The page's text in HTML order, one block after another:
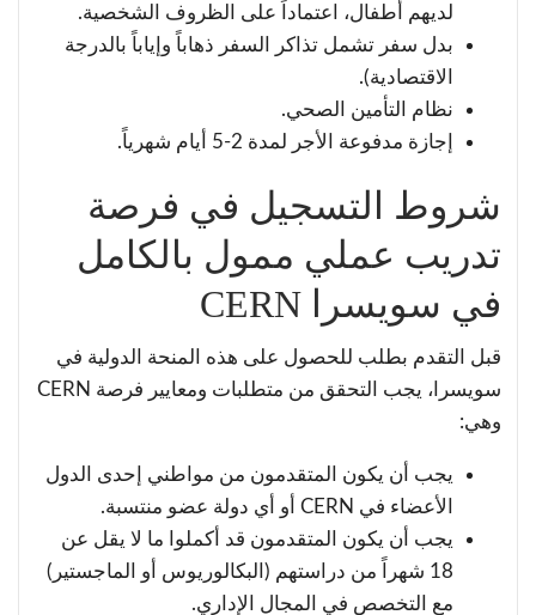
لديهم أطفال، اعتماداً على الظروف الشخصية.
بدل سفر تشمل تذاكر السفر ذهاباً وإياباً بالدرجة
الاقتصادية).
نظام التأمين الصحي.
إجازة مدفوعة الأجر لمدة 2-5 أيام شهرياً.
شروط التسجيل في فرصة
تدريب عملي ممول بالكامل
في سويسرا CERN
قبل التقدم بطلب للحصول على هذه المنحة الدولية في
سويسرا، يجب التحقق من متطلبات ومعايير فرصة CERN
وهي:
يجب أن يكون المتقدمون من مواطني إحدى الدول
الأعضاء في CERN أو أي دولة عضو منتسبة.
يجب أن يكون المتقدمون قد أكملوا ما لا يقل عن
18 شهراً من دراستهم (البكالوريوس أو الماجستير)
مع التخصص في المجال الإداري.